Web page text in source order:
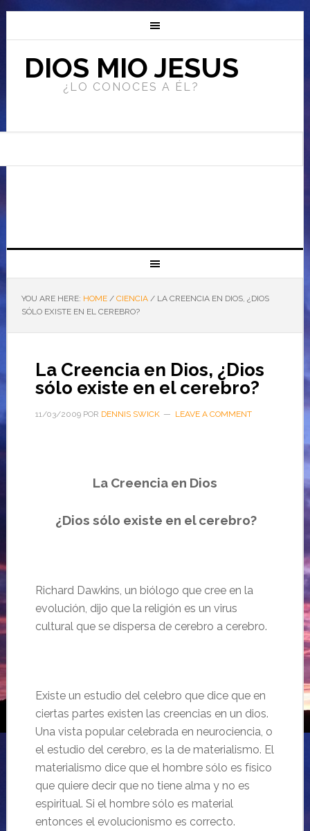
DIOS MIO JESUS
¿LO CONOCES A ÉL?
YOU ARE HERE: HOME / CIENCIA /LA CREENCIA EN DIOS, ¿DIOS
SÓLO EXISTE EN EL CEREBRO?
La Creencia en Dios, ¿Dios
sólo existe en el cerebro?
11/03/2009POR DENNIS SWICK LEAVE A COMMENT
La Creencia en Dios
¿Dios sólo existe en el cerebro?
Richard Dawkins, un biólogo que cree en la
evolución, dijo que la religión es un virus
cultural que se dispersa de cerebro a cerebro.
Existe un estudio del celebro que dice que en
ciertas partes existen las creencias en un dios.
Una vista popular celebrada en neurociencia, o
el estudio del cerebro, es la de materialismo. El
materialismo dice que el hombre sólo es físico
que quiere decir que no tiene alma y no es
espiritual. Si el hombre sólo es material
entonces el evolucionismo es correcto.